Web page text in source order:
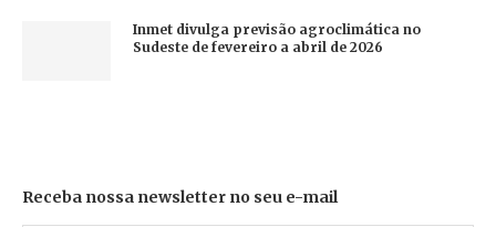
Inmet divulga previsão agroclimática no
Sudeste de fevereiro a abril de 2026
Receba nossa newsletter no seu e-mail